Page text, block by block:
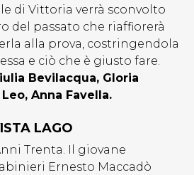
di Vittoria verrà sconvolto
del passato che riaffiorerà
alla prova, costringendola
e ciò che è giusto fare.
Bevilacqua, Gloria
Anna Favella.
LAGO
Trenta. Il giovane
Ernesto Maccadò